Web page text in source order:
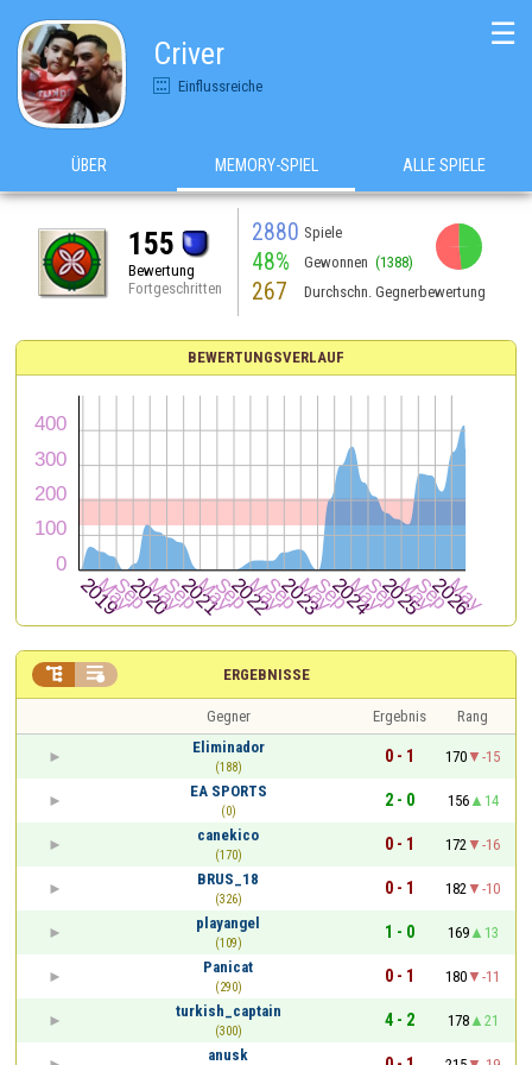
Criver
Einflussreiche
☰
ÜBER MEMORY-SPIEL ALLE SPIELE
155
Bewertung
Fortgeschritten
2880 Spiele
48% Gewonnen (1388)
267 Durchschn. Gegnerbewertung
BEWERTUNGSVERLAUF
ERGEBNISSE
 
Gegner Ergebnis
Rang
Eliminador
(188)
0 - 1 170
-15
EA SPORTS
(0)
2 - 0 156
14
canekico
(170)
0 - 1 172
-16
BRUS_18
(326)
0 - 1 182
-10
playangel
(109)
1 - 0 169
13
Panicat
(290)
0 - 1 180
-11
turkish_captain
(300)
4 - 2 178
21
anusk